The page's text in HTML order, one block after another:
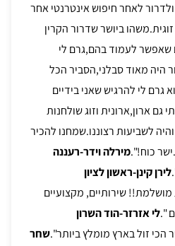
לאחר חיפוש אינטרנטי אחר
ביושר שדרור הקרין
שאפשר לעמוד בהם,גרם לי
היה מאוד סבלני,הסביר הכל
גרם לי להרגיש שאני בידיים
ארון,ארונית וזוג שולחנות
לשביעות רצוננו.שמחנו להכיר
כוח!".מירלה וידר-רעננה
לירן קינן-ראשון לציון
מושלמת!! שירותיים, מקצועיים
".לי אזרזר-הוד השרון
הכי זול בארץ מומלץ ביותר".שחר